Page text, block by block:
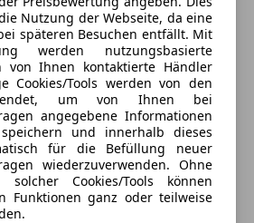
Nutzung der Webseite, da eine
späteren Besuchen entfällt. Mit
werden nutzungsbasierte
von Ihnen kontaktierte Händler
Cookies/Tools werden von den
um von Ihnen bei
angegebene Informationen
und innerhalb dieses
für die Befüllung neuer
wiederzuverwenden. Ohne
solcher Cookies/Tools können
Funktionen ganz oder teilweise